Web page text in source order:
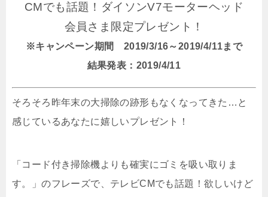
CMでも話題！ダイソンV7モーターヘッド
会員さま限定プレゼント！
※キャンペーン期間 2019/3/16～2019/4/11まで
結果発表：2019/4/11
そろそろ昨年末の大掃除の跡形もなくなってきた…と
感じているあなたに嬉しいプレゼント！
「コード付き掃除機よりも確実にゴミを吸い取りま
す。」のフレーズで、テレビCMでも話題！欲しいけど